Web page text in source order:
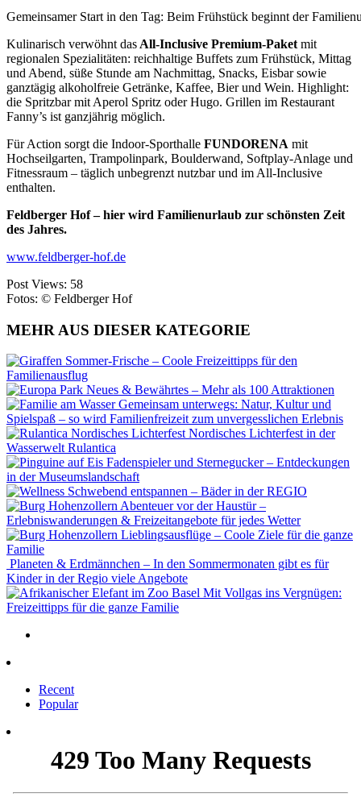
Gemeinsamer Start in den Tag: Beim Frühstück beginnt der
Kulinarisch verwöhnt das All-Inclusive Premium-Paket mit
regionalen Spezialitäten: reichhaltige Buffets zum Frühstück, Mittag
und Abend, süße Stunde am Nachmittag, Snacks, Eisbar sowie
ganztägig alkoholfreie Getränke, Kaffee, Bier und Wein. Highlight:
die Spritzbar mit Aperol Spritz oder Hugo. Grillen im Restaurant
Fanny’s ist ganzjährig möglich.
Für Action sorgt die Indoor-Sporthalle FUNDORENA mit
Hochseilgarten, Trampolinpark, Boulderwand, Softplay-Anlage und
Fitnessraum – täglich unbegrenzt nutzbar und im All-Inclusive
enthalten.
Feldberger Hof – hier wird Familienurlaub zur schönsten Zeit
des Jahres.
www.feldberger-hof.de
Post Views: 58
Fotos: © Feldberger Hof
MEHR AUS DIESER KATEGORIE
Sommer-Frische – Coole Freizeittipps für den
Familienausflug
Neues & Bewährtes – Mehr als 100 Attraktionen
Gemeinsam unterwegs: Natur, Kultur und
Spielspaß – so wird Familienfreizeit zum unvergesslichen Erlebnis
Nordisches Lichterfest in der
Wasserwelt Rulantica
Fadenspieler und Sternegucker – Entdeckungen
in der Museumslandschaft
Schwebend entspannen – Bäder in der REGIO
Abenteuer vor der Haustür –
Erlebniswanderungen & Freizeitangebote für jedes Wetter
Lieblingsausflüge – Coole Ziele für die ganze
Familie
Planeten & Erdmännchen – In den Sommermonaten gibt es für
Kinder in der Regio viele Angebote
Mit Vollgas ins Vergnügen:
Freizeittipps für die ganze Familie
Recent
Popular